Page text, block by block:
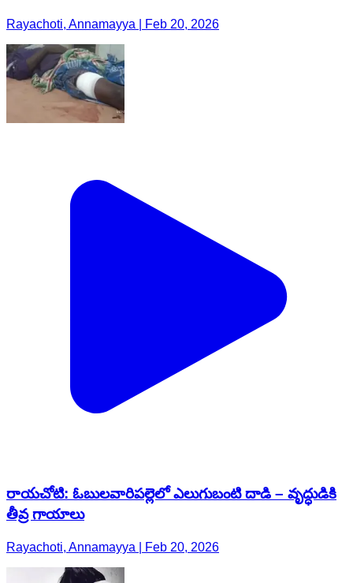
Rayachoti, Annamayya | Feb 20, 2026
రాయచోటి: ఓబులవారిపల్లెలో ఎలుగుబంటి దాడి – వృద్ధుడికి
తీవ్ర గాయాలు
Rayachoti, Annamayya | Feb 20, 2026